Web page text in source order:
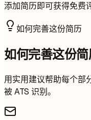
添加简历即可获得免费
如何完善这份简历
如何完善这份
用实用建议帮助每个部
被 ATS 识别。